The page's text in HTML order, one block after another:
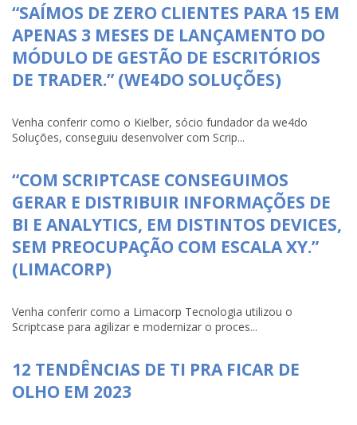
“SAÍMOS DE ZERO CLIENTES PARA 15 EM
APENAS 3 MESES DE LANÇAMENTO DO
MÓDULO DE GESTÃO DE ESCRITÓRIOS
DE TRADER.” (WE4DO SOLUÇÕES)
Venha conferir como o Kielber, sócio fundador da we4do
Soluções, conseguiu desenvolver com Scrip...
“COM SCRIPTCASE CONSEGUIMOS
GERAR E DISTRIBUIR INFORMAÇÕES DE
BI E ANALYTICS, EM DISTINTOS DEVICES,
SEM PREOCUPAÇÃO COM ESCALA XY.”
(LIMACORP)
Venha conferir como a Limacorp Tecnologia utilizou o
Scriptcase para agilizar e modernizar o proces...
12 TENDÊNCIAS DE TI PRA FICAR DE
OLHO EM 2023